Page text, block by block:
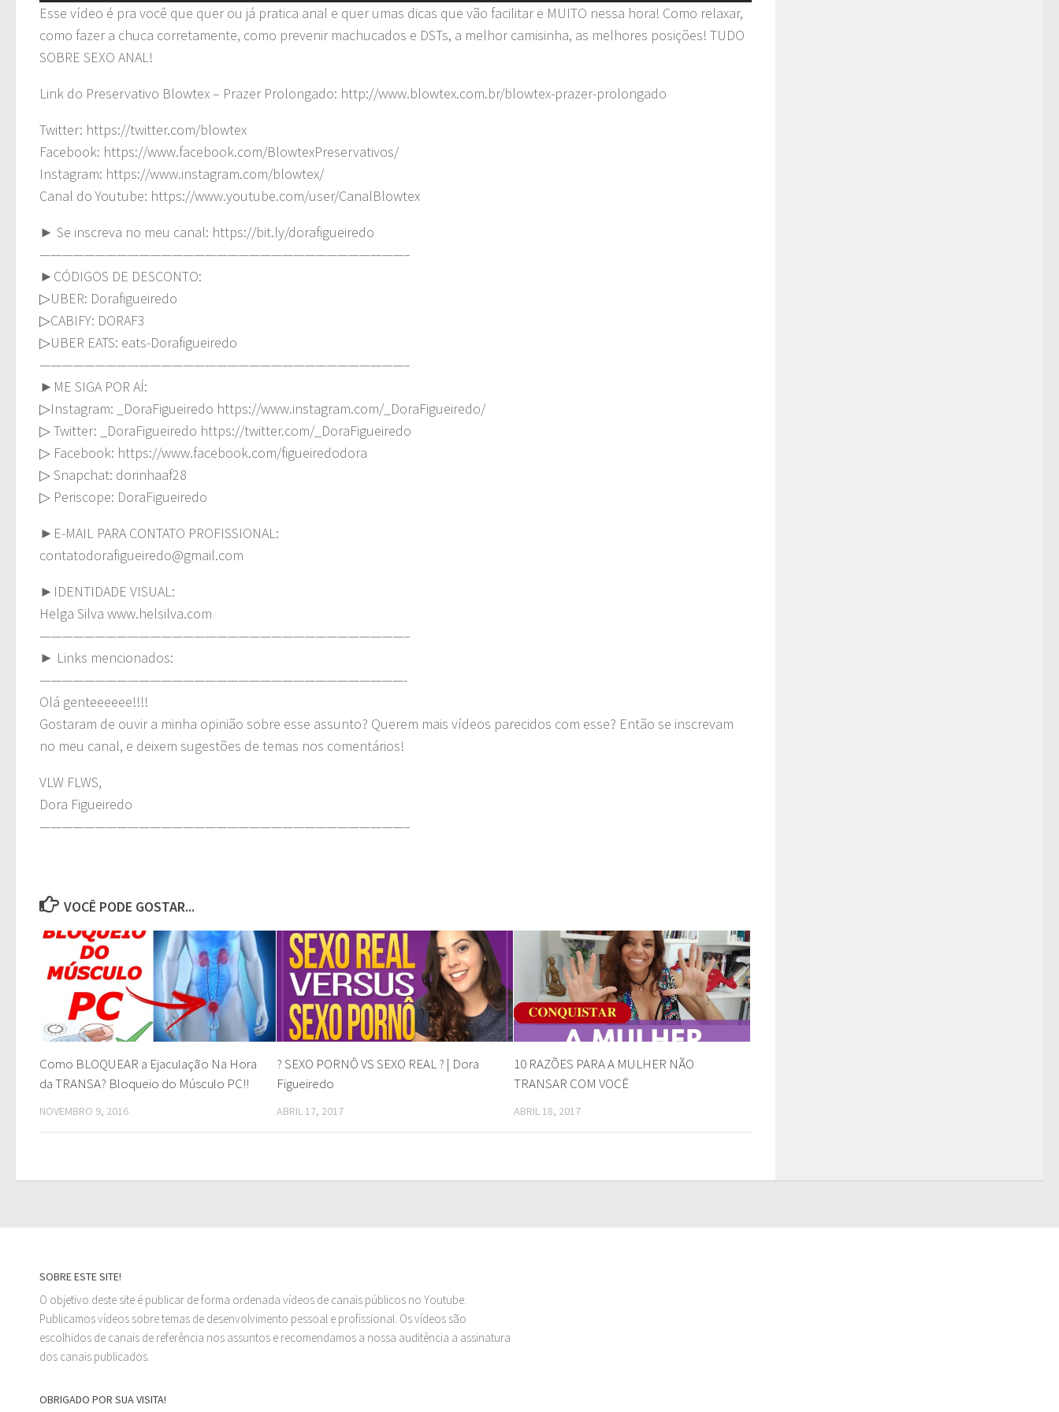
Esse vídeo é pra você que quer ou já pratica anal e quer umas dicas que vão facilitar e MUITO nessa hora! Como relaxar,
como fazer a chuca corretamente, como prevenir machucados e DSTs, a melhor camisinha, as melhores posições! TUDO
SOBRE SEXO ANAL!
Link do Preservativo Blowtex – Prazer Prolongado: http://www.blowtex.com.br/blowtex-prazer-prolongado
Twitter: https://twitter.com/blowtex
Facebook: https://www.facebook.com/BlowtexPreservativos/
Instagram: https://www.instagram.com/blowtex/
Canal do Youtube: https://www.youtube.com/user/CanalBlowtex
► Se inscreva no meu canal: https://bit.ly/dorafigueiredo
—————————————————————————————————–
►CÓDIGOS DE DESCONTO:
▷UBER: Dorafigueiredo
▷CABIFY: DORAF3
▷UBER EATS: eats-Dorafigueiredo
—————————————————————————————————–
►ME SIGA POR AÍ:
▷Instagram: _DoraFigueiredo https://www.instagram.com/_DoraFigueiredo/
▷ Twitter: _DoraFigueiredo https://twitter.com/_DoraFigueiredo
▷ Facebook: https://www.facebook.com/figueiredodora
▷ Snapchat: dorinhaaf28
▷ Periscope: DoraFigueiredo
►E-MAIL PARA CONTATO PROFISSIONAL:
contatodorafigueiredo@gmail.com
►IDENTIDADE VISUAL:
Helga Silva www.helsilva.com
—————————————————————————————————–
► Links mencionados:
—————————————————————————————————-
Olá genteeeeee!!!!
Gostaram de ouvir a minha opinião sobre esse assunto? Querem mais vídeos parecidos com esse? Então se inscrevam
no meu canal, e deixem sugestões de temas nos comentários!
VLW FLWS,
Dora Figueiredo
—————————————————————————————————–
VOCÊ PODE GOSTAR...
Como BLOQUEAR a Ejaculação Na Hora
da TRANSA? Bloqueio do Músculo PC!!
NOVEMBRO 9, 2016
? SEXO PORNÔ VS SEXO REAL ? | Dora
Figueiredo
ABRIL 17, 2017
10 RAZÕES PARA A MULHER NÃO
TRANSAR COM VOCÊ
ABRIL 18, 2017
SOBRE ESTE SITE!
O objetivo deste site é publicar de forma ordenada vídeos de canais públicos no Youtube.
Publicamos vídeos sobre temas de desenvolvimento pessoal e profissional. Os vídeos são
escolhidos de canais de referência nos assuntos e recomendamos a nossa auditência a assinatura
dos canais publicados.
OBRIGADO POR SUA VISITA!